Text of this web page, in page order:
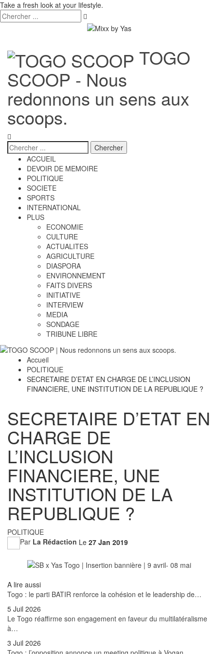
Take a fresh look at your lifestyle.
TOGO
SCOOP - Nous
redonnons un sens aux
scoops.
ACCUEIL
DEVOIR DE MEMOIRE
POLITIQUE
SOCIETE
SPORTS
INTERNATIONAL
PLUS
ECONOMIE
CULTURE
ACTUALITES
AGRICULTURE
DIASPORA
ENVIRONNEMENT
FAITS DIVERS
INITIATIVE
INTERVIEW
MEDIA
SONDAGE
TRIBUNE LIBRE
Accueil
POLITIQUE
SECRETAIRE D’ETAT EN CHARGE DE L’INCLUSION
FINANCIERE, UNE INSTITUTION DE LA REPUBLIQUE ?
SECRETAIRE D’ETAT EN
CHARGE DE
L’INCLUSION
FINANCIERE, UNE
INSTITUTION DE LA
REPUBLIQUE ?
POLITIQUE
Par La Rédaction Le 27 Jan 2019
A lire aussi
Togo : le parti BATIR renforce la cohésion et le leadership de…
5 Juil 2026
Le Togo réaffirme son engagement en faveur du multilatéralisme
à…
3 Juil 2026